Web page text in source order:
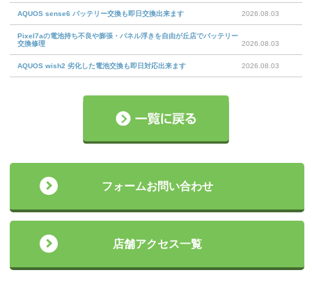
AQUOS sense6 バッテリー交換も即日交換出来ます 2026.08.03
Pixel7aの電池持ち不良や膨張・パネル浮きを自由が丘店でバッテリー
交換修理
2026.08.03
AQUOS wish2 劣化した電池交換も即日対応出来ます 2026.08.03
フォームお問い合わせ
店舗アクセス一覧